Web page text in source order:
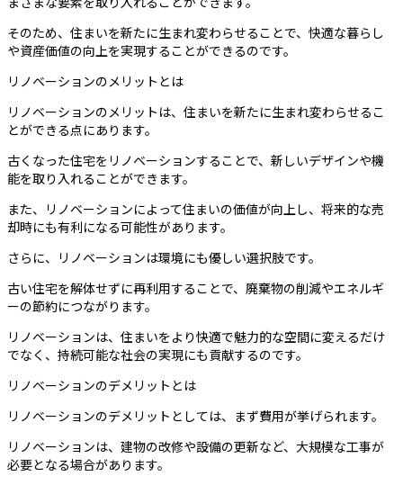
そのため、住まいを新たに生まれ変わらせることで、快適な暮らし
や資産価値の向上を実現することができるのです。
リノベーションのメリットとは
リノベーションのメリットは、住まいを新たに生まれ変わらせるこ
とができる点にあります。
古くなった住宅をリノベーションすることで、新しいデザインや機
能を取り入れることができます。
また、リノベーションによって住まいの価値が向上し、将来的な売
却時にも有利になる可能性があります。
さらに、リノベーションは環境にも優しい選択肢です。
古い住宅を解体せずに再利用することで、廃棄物の削減やエネルギ
ーの節約につながります。
リノベーションは、住まいをより快適で魅力的な空間に変えるだけ
でなく、持続可能な社会の実現にも貢献するのです。
リノベーションのデメリットとは
リノベーションのデメリットとしては、まず費用が挙げられます。
リノベーションは、建物の改修や設備の更新など、大規模な工事が
必要となる場合があります。